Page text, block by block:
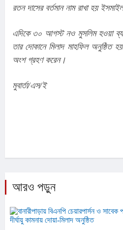
রতন দাসের বর্তমান নাম রাখা হয়
এদিকে ৩০ আগস্ট নও মুসলিম হওয়া
তার দোকানে মিলাদ মাহফিল অনুষ্ঠিত
অংশ গ্রহণ করেন।
মুবার্তা/এস/ই
আরও পড়ুন